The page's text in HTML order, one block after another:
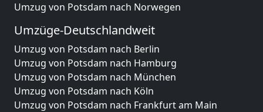
Umzug von Potsdam nach Norwegen
Umzüge-Deutschlandweit
Umzug von Potsdam nach Berlin
Umzug von Potsdam nach Hamburg
Umzug von Potsdam nach München
Umzug von Potsdam nach Köln
Umzug von Potsdam nach Frankfurt am Main